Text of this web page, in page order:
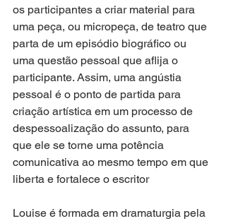
os participantes a criar material para
uma peça, ou micropeça, de teatro que
parta de um episódio biográfico ou
uma questão pessoal que aflija o
participante. Assim, uma angústia
pessoal é o ponto de partida para
criação artística em um processo de
despessoalização do assunto, para
que ele se torne uma potência
comunicativa ao mesmo tempo em que
liberta e fortalece o escritor
Louise é formada em dramaturgia pela